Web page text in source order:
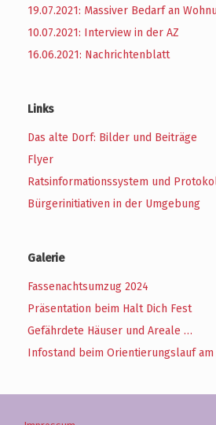
19.07.2021: Massiver Bedarf an
10.07.2021: Interview in der AZ
16.06.2021: Nachrichtenblatt
Links
Das alte Dorf: Bilder und Beiträge
Flyer
Ratsinformationssystem und
Bürgerinitiativen in der Umgebung
Galerie
Fassenachtsumzug 2024
Präsentation beim Halt Dich Fest
Gefährdete Häuser und Areale …
Infostand beim Orientierungslauf am